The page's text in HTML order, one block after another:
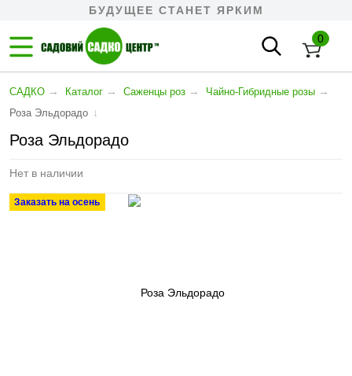
БУДУЩЕЕ СТАНЕТ ЯРКИМ
0
САДКО → Каталог → Саженцы роз → Чайно-Гибридные розы →
Роза Эльдорадо ↓
Роза Эльдорадо
Нет в наличии
Заказать на осень